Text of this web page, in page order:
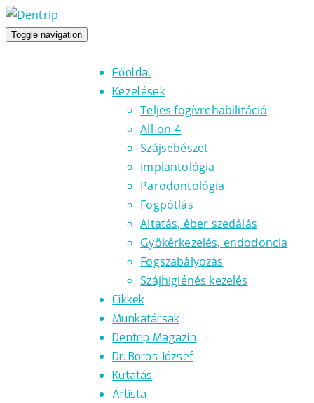
Toggle navigation
Főoldal
Kezelések
Teljes fogívrehabilitáció
All-on-4
Szájsebészet
Implantológia
Parodontológia
Fogpótlás
Altatás, éber szedálás
Gyökérkezelés, endodoncia
Fogszabályozás
Szájhigiénés kezelés
Cikkek
Munkatársak
Dentrip Magazin
Dr. Boros József
Kutatás
Árlista